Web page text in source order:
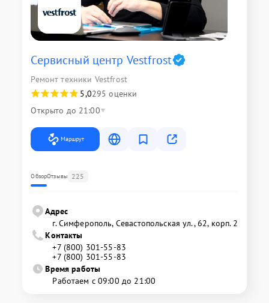
Сервисный центр Vestfrost
Ремонт техники Vestfrost
5,0295 оценки
Открыто до 21:00
Маршрут
ОбзорОтзывы 225
Адрес
г. Симферополь, Севастопольская ул., 62, корп. 2
Контакты
+7 (800) 301-55-83
+7 (800) 301-55-83
Время работы
Работаем с 09:00 до 21:00